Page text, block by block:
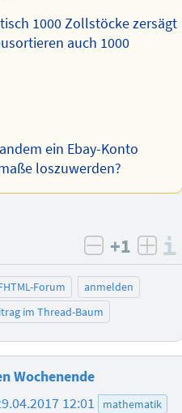
1000 Zollstöcke zersägt
auch 1000
ein Ebay-Konto
loszuwerden?
negativ
+1
Forum
anmelden
im Thread-Baum
Wochenende
12:01 mathematik